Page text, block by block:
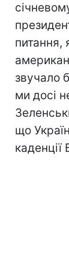
питання,
звучало
ми досі
що
каденції